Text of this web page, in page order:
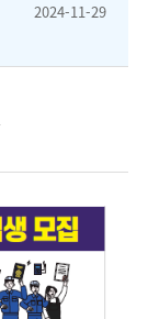
2024-11-29